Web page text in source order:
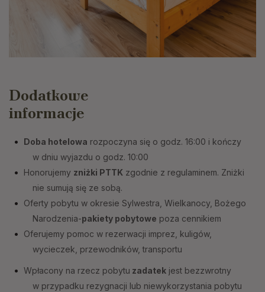
Dodatkowe
informacje
Doba hotelowa rozpoczyna się o godz. 16:00 i kończy
w dniu wyjazdu o godz. 10:00
Honorujemy zniżki PTTK zgodnie z regulaminem. Zniżki
nie sumują się ze sobą.
Oferty pobytu w okresie Sylwestra, Wielkanocy, Bożego
Narodzenia-pakiety pobytowe poza cennikiem
Oferujemy pomoc w rezerwacji imprez, kuligów,
wycieczek, przewodników, transportu
Wpłacony na rzecz pobytu zadatek jest bezzwrotny
w przypadku rezygnacji lub niewykorzystania pobytu